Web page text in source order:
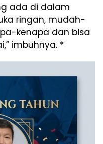
ada di dalam
ringan, mudah-
kenapa dan bisa
imbuhnya. *